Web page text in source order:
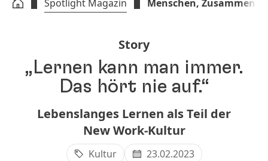
Spotlight Magazin Menschen,
Story
„Lernen kann man immer.
Das hört nie auf.“
Lebenslanges Lernen als Teil der
New Work-Kultur
Kultur 23.02.2023